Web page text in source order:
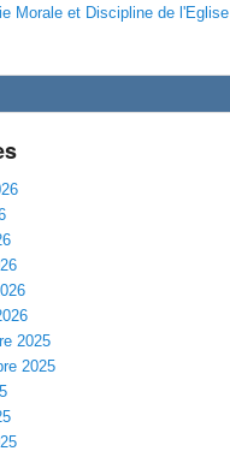
Morale et Discipline de l'Eglise
2025
2025